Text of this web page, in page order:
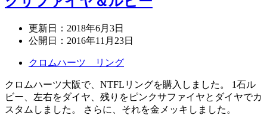
更新日： 2018年6月3日
公開日： 2016年11月23日
クロムハーツ リング
クロムハーツ大阪で、NTFLリングを購入しました。 1石ル
ビー、左右をダイヤ、残りをピンクサファイヤとダイヤでカ
スタムしました。 さらに、それを金メッキしました。